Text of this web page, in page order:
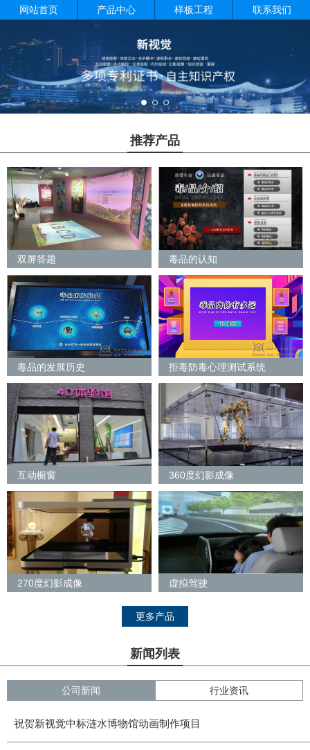
网站首页 产品中心 样板工程 联系我们
推荐产品
双屏答题 毒品的认知
毒品的发展历史 拒毒防毒心理测试系统
互动橱窗 360度幻影成像
270度幻影成像 虚拟驾驶
更多产品
新闻列表
公司新闻 行业资讯
祝贺新视觉中标涟水博物馆动画制作项目